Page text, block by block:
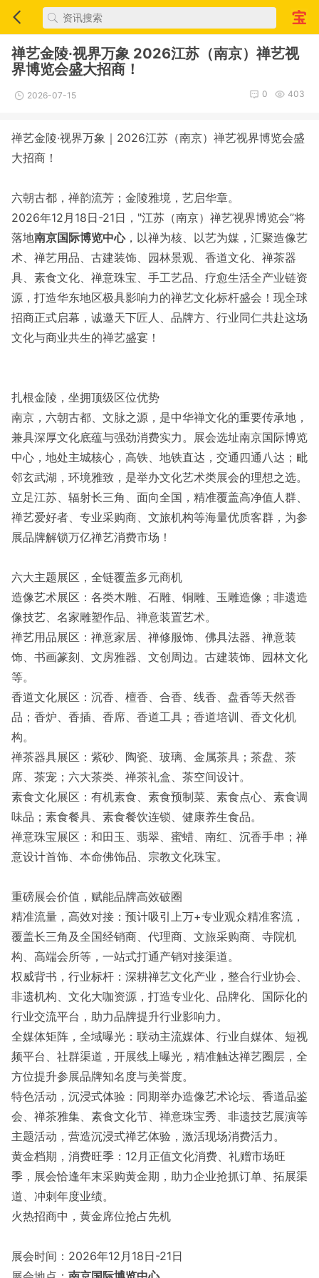
禅艺金陵·视界万象 2026江苏（南京）禅艺视
界博览会盛大招商！
2026-07-15 403
0
禅艺金陵·视界万象｜2026江苏（南京）禅艺视界博览会盛
大招商！
六朝古都，禅韵流芳；金陵雅境，艺启华章。
2026年12月18日-21日，"江苏（南京）禅艺视界博览会”将
落地南京国际博览中心，以禅为核、以艺为媒，汇聚造像艺
术、禅艺用品、古建装饰、园林景观、香道文化、禅茶器
具、素食文化、禅意珠宝、手工艺品、疗愈生活全产业链资
源，打造华东地区极具影响力的禅艺文化标杆盛会！现全球
招商正式启幕，诚邀天下匠人、品牌方、行业同仁共赴这场
文化与商业共生的禅艺盛宴！
扎根金陵，坐拥顶级区位优势
南京，六朝古都、文脉之源，是中华禅文化的重要传承地，
兼具深厚文化底蕴与强劲消费实力。展会选址南京国际博览
中心，地处主城核心，高铁、地铁直达，交通四通八达；毗
邻玄武湖，环境雅致，是举办文化艺术类展会的理想之选。
立足江苏、辐射长三角、面向全国，精准覆盖高净值人群、
禅艺爱好者、专业采购商、文旅机构等海量优质客群，为参
展品牌解锁万亿禅艺消费市场！
六大主题展区，全链覆盖多元商机
造像艺术展区：各类木雕、石雕、铜雕、玉雕造像；非遗造
像技艺、名家雕塑作品、禅意装置艺术。
禅艺用品展区：禅意家居、禅修服饰、佛具法器、禅意装
饰、书画篆刻、文房雅器、文创周边。古建装饰、园林文化
等。
香道文化展区：沉香、檀香、合香、线香、盘香等天然香
品；香炉、香插、香席、香道工具；香道培训、香文化机
构。
禅茶器具展区：紫砂、陶瓷、玻璃、金属茶具；茶盘、茶
席、茶宠；六大茶类、禅茶礼盒、茶空间设计。
素食文化展区：有机素食、素食预制菜、素食点心、素食调
味品；素食餐具、素食餐饮连锁、健康养生食品。
禅意珠宝展区：和田玉、翡翠、蜜蜡、南红、沉香手串；禅
意设计首饰、本命佛饰品、宗教文化珠宝。
重磅展会价值，赋能品牌高效破圈
精准流量，高效对接：预计吸引上万+专业观众精准客流，
覆盖长三角及全国经销商、代理商、文旅采购商、寺院机
构、高端会所等，一站式打通产销对接渠道。
权威背书，行业标杆：深耕禅艺文化产业，整合行业协会、
非遗机构、文化大咖资源，打造专业化、品牌化、国际化的
行业交流平台，助力品牌提升行业影响力。
全媒体矩阵，全域曝光：联动主流媒体、行业自媒体、短视
频平台、社群渠道，开展线上曝光，精准触达禅艺圈层，全
方位提升参展品牌知名度与美誉度。
特色活动，沉浸式体验：同期举办造像艺术论坛、香道品鉴
会、禅茶雅集、素食文化节、禅意珠宝秀、非遗技艺展演等
主题活动，营造沉浸式禅艺体验，激活现场消费活力。
黄金档期，消费旺季：12月正值文化消费、礼赠市场旺
季，展会恰逢年末采购黄金期，助力企业抢抓订单、拓展渠
道、冲刺年度业绩。
火热招商中，黄金席位抢占先机
展会时间：2026年12月18日-21日